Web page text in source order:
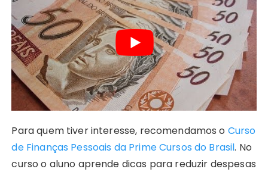
Para quem tiver interesse, recomendamos o Curso
de Finanças Pessoais da Prime Cursos do Brasil. No
curso o aluno aprende dicas para reduzir despesas